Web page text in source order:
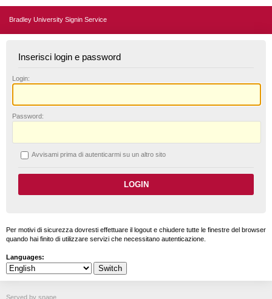
Bradley University Signin Service
Inserisci login e password
L ogin:
Password:
Avvisami prima di autenticarmi su un altro sito
Per motivi di sicurezza dovresti effettuare il logout e chiudere tutte le finestre del browser
quando hai finito di utilizzare servizi che necessitano autenticazione.
Languages:
Served by snape